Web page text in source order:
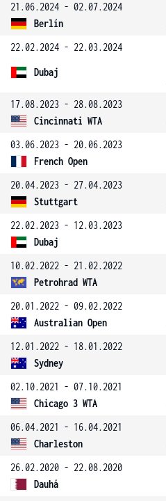
21.06.2024 - 02.07.2024
Berlín
22.02.2024 - 22.03.2024
Dubaj
17.08.2023 - 28.08.2023
Cincinnati WTA
03.06.2023 - 20.06.2023
French Open
20.04.2023 - 27.04.2023
Stuttgart
22.02.2023 - 12.03.2023
Dubaj
10.02.2022 - 21.02.2022
Petrohrad WTA
20.01.2022 - 09.02.2022
Australian Open
12.01.2022 - 18.01.2022
Sydney
02.10.2021 - 07.10.2021
Chicago 3 WTA
06.04.2021 - 16.04.2021
Charleston
26.02.2020 - 22.08.2020
Dauhá